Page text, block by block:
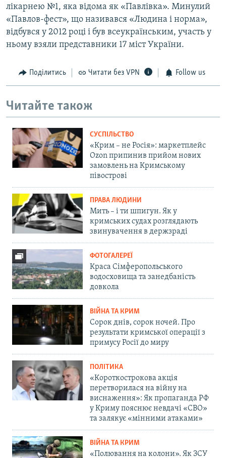
лікарнею №1, яка відома як «Павлівка». Минулий
«Павлов-фест», що називався «Людина і норма»,
відбувся у 2012 році і був всеукраїнським, участь у
ньому взяли представники 17 міст України.
Поділитись Читати без VPN Follow us
Читайте також
СУСПІЛЬСТВО
«Крим – не Росія»: маркетплейс
Ozon припинив прийом нових
замовлень на Кримському
півострові
ПРАВА ЛЮДИНИ
Мить – і ти шпигун. Як у
кримських судах розглядають
звинувачення в держзраді
ФОТОГАЛЕРЕЇ
Краса Сімферопольського
водосховища та занедбаність
довкола
ВІЙНА ТА КРИМ
Сорок днів, сорок ночей. Про
результати кримської операції з
примусу Росії до миру
ПОЛІТИКА
«Короткострокова акція
перетворилася на війну на
виснаження»: Як пропаганда РФ
у Криму пояснює невдачі «СВО»
та залякує «мінними атаками»
ВІЙНА ТА КРИМ
«Полювання на колони». Як ЗСУ